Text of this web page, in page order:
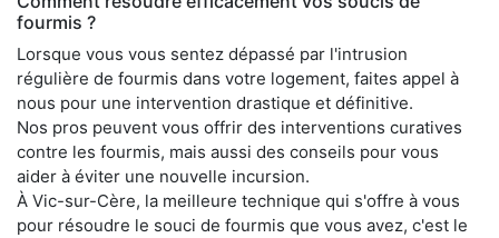
fourmis ?
Lorsque vous vous sentez dépassé par l'intrusion
régulière de fourmis dans votre logement, faites appel à
nous pour une intervention drastique et définitive.
Nos pros peuvent vous offrir des interventions curatives
contre les fourmis, mais aussi des conseils pour vous
aider à éviter une nouvelle incursion.
À Vic-sur-Cère, la meilleure technique qui s'offre à vous
pour résoudre le souci de fourmis que vous avez, c'est le